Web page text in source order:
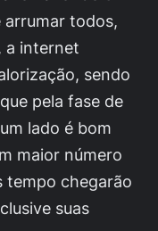
arrumar todos,
a internet
sendo
pela fase de
lado é bom
maior número
tempo chegarão
suas